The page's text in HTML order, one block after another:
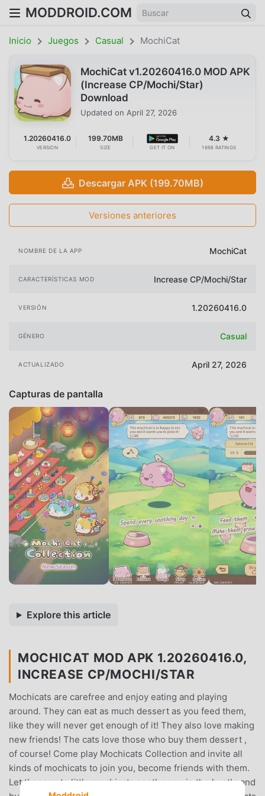
MODDROID.COM
Inicio Juegos Casual MochiCat
MochiCat v1.20260416.0 MOD APK
(Increase CP/Mochi/Star)
Download
Updated on April 27, 2026
1.20260416.0
VERSION
199.70MB
SIZE GET IT ON
4.3 ★
1698 RATINGS
Descargar APK (199.70MB)
Versiones anteriores
NOMBRE DE LA APP MochiCat
CARACTERÍSTICAS MOD Increase CP/Mochi/Star
VERSIÓN 1.20260416.0
GÉNERO Casual
ACTUALIZADO April 27, 2026
Capturas de pantalla
Explore this article
MOCHICAT MOD APK 1.20260416.0,
INCREASE CP/MOCHI/STAR
Mochicats are carefree and enjoy eating and playing
around. They can eat as much dessert as you feed them,
like they will never get enough of it! They also love making
new friends! The cats love those who buy them dessert ,
of course! Come play Mochicats Collection and invite all
kinds of mochicats to join you, become friends with them.
Let these cute little mochicats soothe you in the hustle and